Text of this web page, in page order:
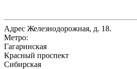
Адрес Железнодорожная, д. 18.
Метро:
Гагаринская
Красный проспект
Сибирская